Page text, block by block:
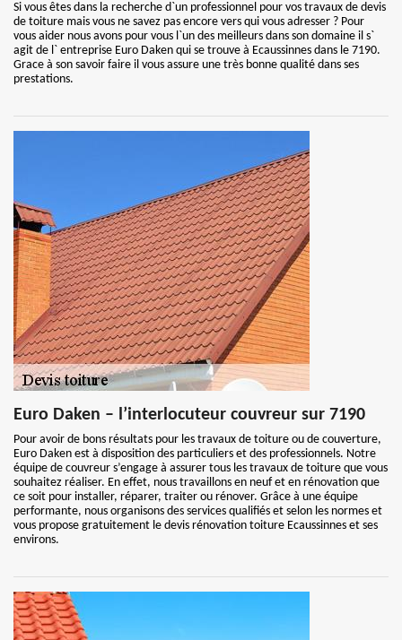
Si vous êtes dans la recherche d`un professionnel pour vos travaux de devis
de toiture mais vous ne savez pas encore vers qui vous adresser ? Pour
vous aider nous avons pour vous l`un des meilleurs dans son domaine il s`
agit de l` entreprise Euro Daken qui se trouve à Ecaussinnes dans le 7190.
Grace à son savoir faire il vous assure une très bonne qualité dans ses
prestations.
Euro Daken – l’interlocuteur couvreur sur 7190
Pour avoir de bons résultats pour les travaux de toiture ou de couverture,
Euro Daken est à disposition des particuliers et des professionnels. Notre
équipe de couvreur s’engage à assurer tous les travaux de toiture que vous
souhaitez réaliser. En effet, nous travaillons en neuf et en rénovation que
ce soit pour installer, réparer, traiter ou rénover. Grâce à une équipe
performante, nous organisons des services qualifiés et selon les normes et
vous propose gratuitement le devis rénovation toiture Ecaussinnes et ses
environs.